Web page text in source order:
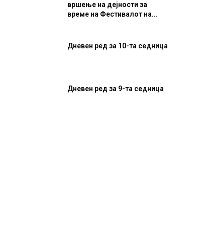
вршење на дејности за
време на Фестивалот на...
Дневен ред за 10-та седница
Дневен ред за 9-та седница